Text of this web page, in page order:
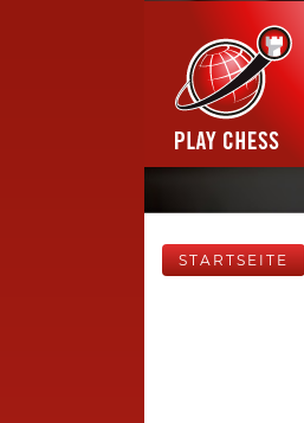
STARTSEITE